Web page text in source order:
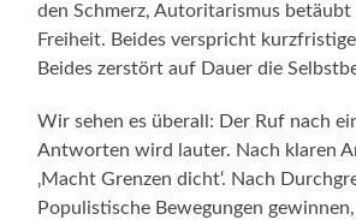
den Schmerz, Autoritarismus betäubt
Freiheit. Beides verspricht
Beides zerstört auf Dauer die
Wir sehen es überall: Der Ruf nach
Antworten wird lauter. Nach klaren
‚Macht Grenzen dicht‘. Nach
Populistische Bewegungen